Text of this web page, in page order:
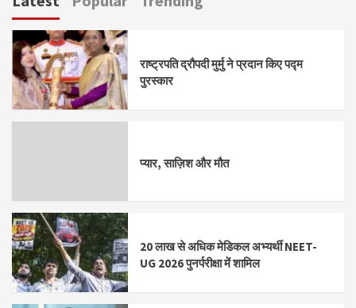
राष्ट्रपति द्रौपदी मुर्मु ने प्रदान किए पद्म
पुरस्कार
प्यार, साज़िश और मौत
20 लाख से अधिक मेडिकल अभ्यर्थी NEET-
UG 2026 पुनर्परीक्षा में शामिल